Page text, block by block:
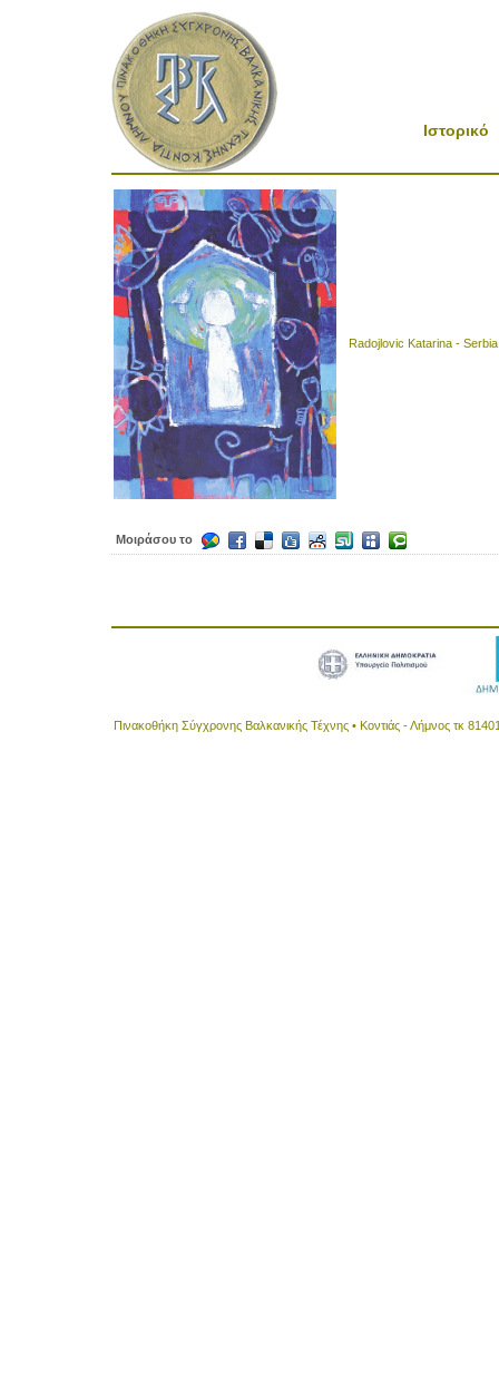
Ιστορικό
Radojlovic Katarina - Serbia
Μοιράσου το
Πινακοθήκη Σύγχρονης Βαλκανικής Τέχνης • Κοντιάς - Λήμνος τκ